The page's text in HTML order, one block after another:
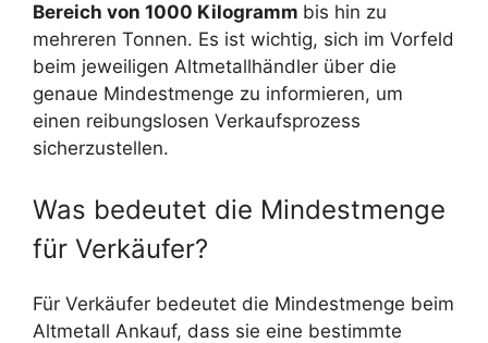
Bereich von 1000 Kilogramm bis hin zu
mehreren Tonnen. Es ist wichtig, sich im Vorfeld
beim jeweiligen Altmetallhändler über die
genaue Mindestmenge zu informieren, um
einen reibungslosen Verkaufsprozess
sicherzustellen.
Was bedeutet die Mindestmenge
für Verkäufer?
Für Verkäufer bedeutet die Mindestmenge beim
Altmetall Ankauf, dass sie eine bestimmte